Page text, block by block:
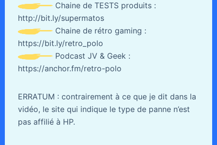
Chaine de TESTS produits :
http://bit.ly/supermatos
Chaine de rétro gaming :
https://bit.ly/retro_polo
Podcast JV & Geek :
https://anchor.fm/retro-polo
ERRATUM : contrairement à ce que je dit dans la
vidéo, le site qui indique le type de panne n’est
pas affilié à HP.